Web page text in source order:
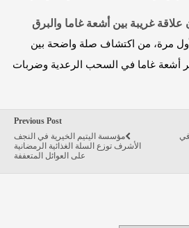
غريبة بين أشعة غاما والبرق
مرة، من اكتشاف صلة واضحة بين
أشعة غاما في السحب الرعدية وضربات
Previous Post
مؤسسة اليتيم الخيرية في النجف
الأشرف توزع السلة الغذائية الرمضانية
على العوائل المتعففة
في